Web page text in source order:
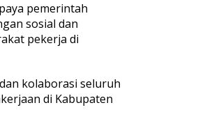
pemerintah
sosial dan
pekerja di
kolaborasi seluruh
di Kabupaten